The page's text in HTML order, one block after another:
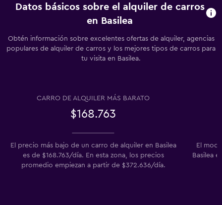
Datos básicos sobre el alquiler de carros
en Basilea
Obtén información sobre excelentes ofertas de alquiler, agencias
populares de alquiler de carros y los mejores tipos de carros para
tu visita en Basilea.
CARRO DE ALQUILER MÁS BARATO
$168.763
El precio más bajo de un carro de alquiler en Basilea
es de $168.763/día. En esta zona, los precios
promedio empiezan a partir de $372.636/día.
El
Basilea